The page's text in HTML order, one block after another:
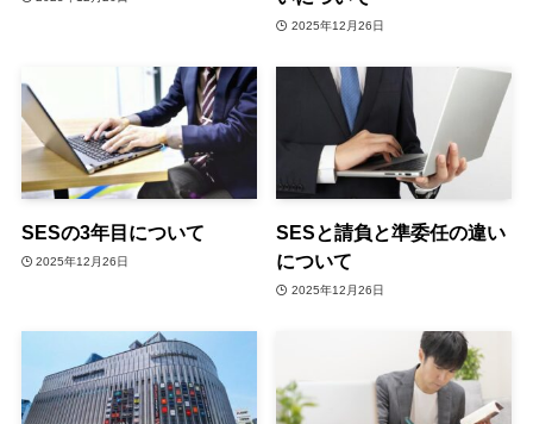
2025年12月26日
SESの3年目について
2025年12月26日
SESと請負と準委任の違い
について
2025年12月26日